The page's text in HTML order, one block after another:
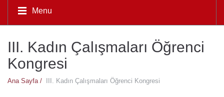
Menu
III. Kadın Çalışmaları Öğrenci
Kongresi
Ana Sayfa / III. Kadın Çalışmaları Öğrenci Kongresi